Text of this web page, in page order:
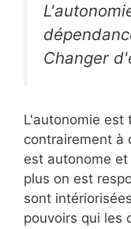
Changer
L'autonomie est
contrairement à
est autonome
plus on est
sont
pouvoirs qui les